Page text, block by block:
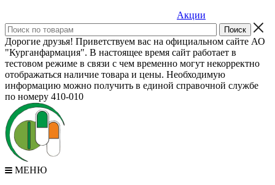
Акции
Дорогие друзья! Приветствуем вас на официальном сайте АО
"Курганфармация". В настоящее время сайт работает в
тестовом режиме в связи с чем временно могут некорректно
отображаться наличие товара и цены. Необходимую
информацию можно получить в единой справочной службе
по номеру 410-010
МЕНЮ